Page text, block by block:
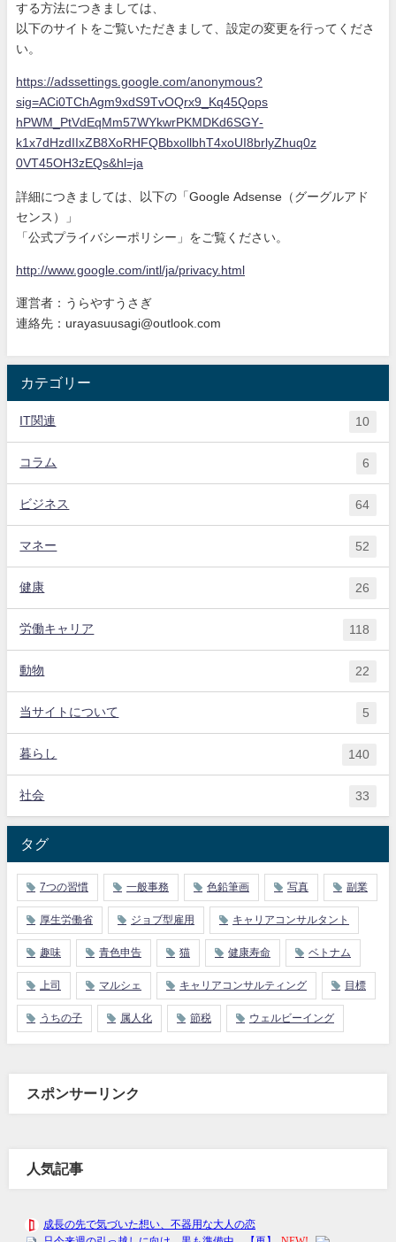
する方法につきましては、
以下のサイトをご覧いただきまして、設定の変更を行ってくださ
い
https://adssettings.google.com/anonymous?
sig=ACi0TChAgm9xdS9TvOQrx9_Kq45Qops
hPWM_PtVdEqMm57WYkwrPKMDKd6SGY-
k1x7dHzdIIxZB8XoRHFQBbxollbhT4xoUI8brlyZhuq0z
0VT45OH3zEQs&hl=ja
詳細につきましては、以下の「Google Adsense（グーグルアド
センス）」
「公式プライバシーポリシー」をご覧ください。
http://www.google.com/intl/ja/privacy.html
運営者：うらやすうさぎ
連絡先：urayasuusagi@outlook.com
カテゴリー
IT関連 10
コラム 6
ビジネス 64
マネー 52
健康 26
労働キャリア 118
動物 22
当サイトについて 5
暮らし 140
社会 33
タグ
7つの習慣 一般事務 色鉛筆画 写真 副業
厚生労働省 ジョブ型雇用 キャリアコンサルタント
趣味 青色申告 猫 健康寿命 ベトナム
上司 マルシェ キャリアコンサルティング 目標
うちの子 属人化 節税 ウェルビーイング
スポンサーリンク
人気記事